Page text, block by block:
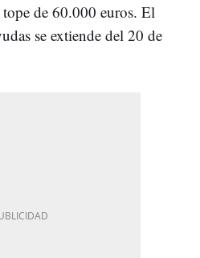
de 60.000 euros. El
se extiende del 20 de